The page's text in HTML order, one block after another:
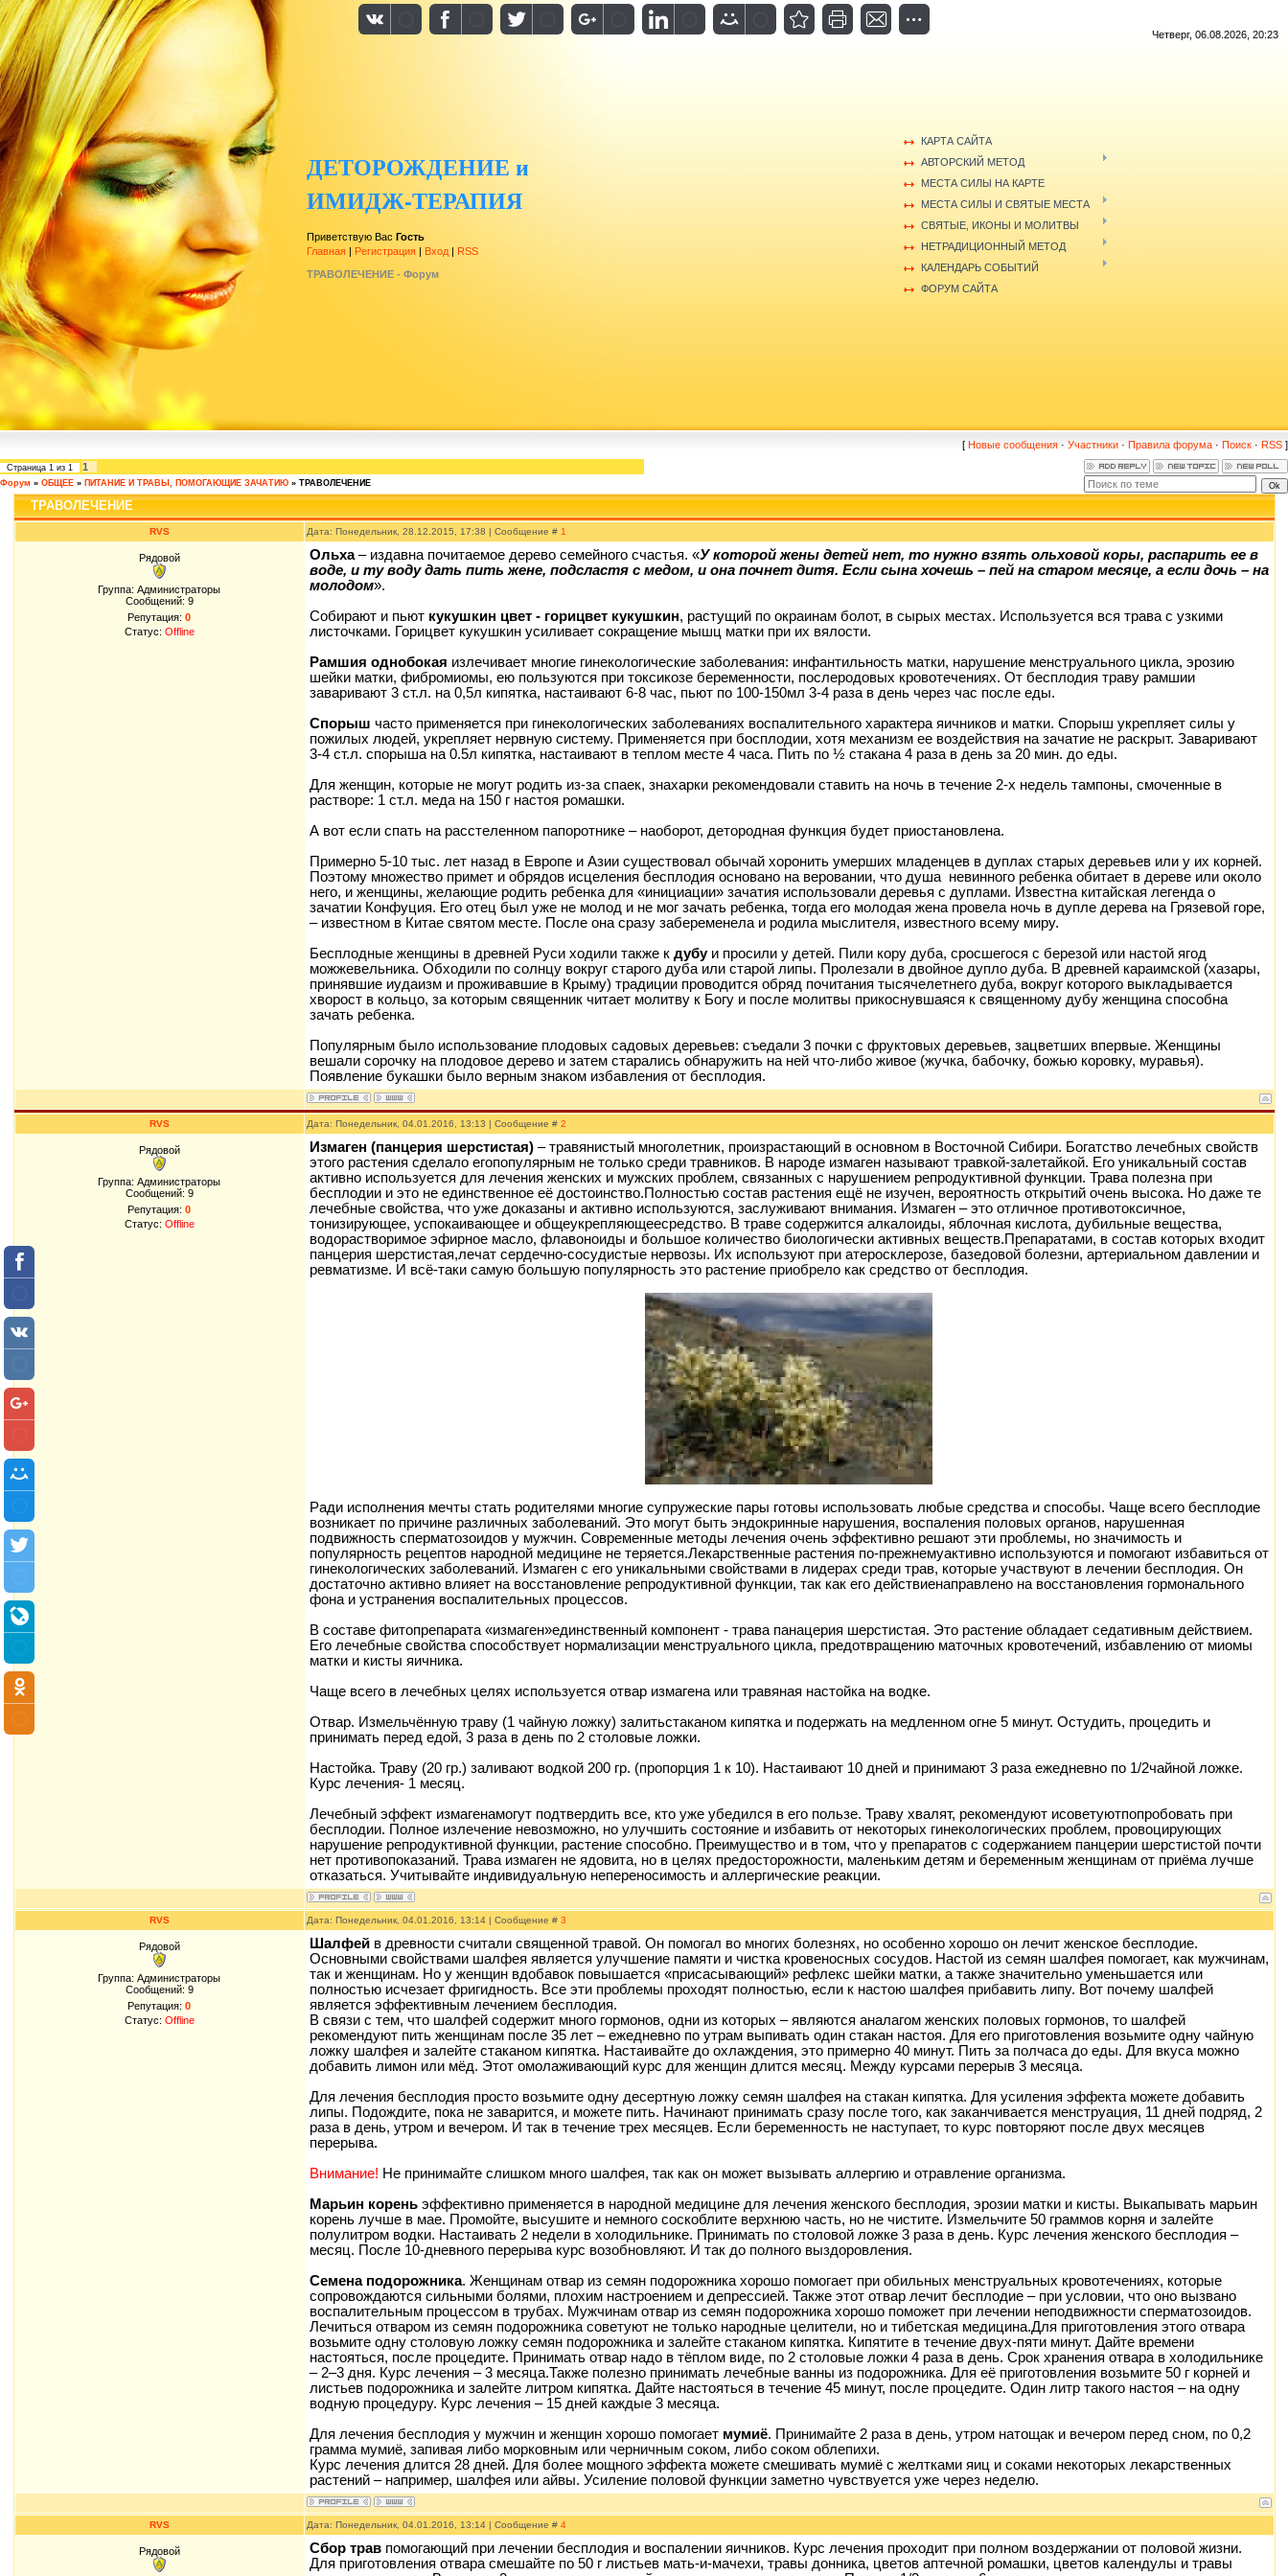
Четверг, 06.08.2026, 20:23
ДЕТОРОЖДЕНИЕ и
ИМИДЖ-ТЕРАПИЯ
Приветствую Вас Гость
Главная | Регистрация | Вход | RSS
ТРАВОЛЕЧЕНИЕ - Форум
КАРТА САЙТА
АВТОРСКИЙ МЕТОД
МЕСТА СИЛЫ НА КАРТЕ
МЕСТА СИЛЫ И СВЯТЫЕ МЕСТА
СВЯТЫЕ, ИКОНЫ И МОЛИТВЫ
НЕТРАДИЦИОННЫЙ МЕТОД
КАЛЕНДАРЬ СОБЫТИЙ
ФОРУМ САЙТА
[ Новые сообщения · Участники · Правила форума · Поиск · RSS ]
Страница 1 из 1 1
Форум » ОБЩЕЕ » ПИТАНИЕ И ТРАВЫ, ПОМОГАЮЩИЕ ЗАЧАТИЮ » ТРАВОЛЕЧЕНИЕ
ТРАВОЛЕЧЕНИЕ
RVS Дата: Понедельник, 28.12.2015, 17:38 | Сообщение # 1
Рядовой
Группа: Администраторы
Сообщений: 9
Репутация: 0
Статус: Offline
Ольха– издавна почитаемое дерево семейного счастья. «У которой жены детей нет, то нужно взять ольховой коры, распарить ее в
воде, и ту воду дать пить жене, подсластя с медом, и она почнет дитя. Если сына хочешь – пей на старом месяце, а если дочь – на
молодом».
Собирают и пьют кукушкин цвет - горицвет кукушкин, растущий по окраинам болот, в сырых местах. Используется вся трава с узкими
листочками. Горицвет кукушкин усиливает сокращение мышц матки при их вялости.
Рамшия однобокая излечивает многие гинекологические заболевания: инфантильность матки, нарушение менструального цикла, эрозию
шейки матки, фибромиомы, ею пользуются при токсикозе беременности, послеродовых кровотечениях. От бесплодия траву рамшии
заваривают 3 ст.л. на 0,5л кипятка, настаивают 6-8 час, пьют по 100-150мл 3-4 раза в день через час после еды.
Спорыш часто применяется при гинекологических заболеваниях воспалительного характера яичников и матки. Спорыш укрепляет силы у
пожилых людей, укрепляет нервную систему. Применяется при босплодии, хотя механизм ее воздействия на зачатие не раскрыт. Заваривают
3-4 ст.л. спорыша на 0.5л кипятка, настаивают в теплом месте 4 часа. Пить по ½ стакана 4 раза в день за 20 мин. до еды.
Для женщин, которые не могут родить из-за спаек, знахарки рекомендовали ставить на ночь в течение 2-х недель тампоны, смоченные в
растворе: 1 ст.л. меда на 150 г настоя ромашки.
А вот если спать на расстеленном папоротнике – наоборот, детородная функция будет приостановлена.
Примерно 5-10 тыс. лет назад в Европе и Азии существовал обычай хоронить умерших младенцев в дуплах старых деревьев или у их корней.
Поэтому множество примет и обрядов исцеления бесплодия основано на веровании, что душа невинного ребенка обитает в дереве или около
него, и женщины, желающие родить ребенка для «инициации» зачатия использовали деревья с дуплами. Известна китайская легенда о
зачатии Конфуция. Его отец был уже не молод и не мог зачать ребенка, тогда его молодая жена провела ночь в дупле дерева на Грязевой горе,
– известном в Китае святом месте. После она сразу забеременела и родила мыслителя, известного всему миру.
Бесплодные женщины в древней Руси ходили также к дубуи просили у детей. Пили кору дуба, сросшегося с березой или настой ягод
можжевельника. Обходили по солнцу вокруг старого дуба или старой липы. Пролезали в двойное дупло дуба. В древней караимской (хазары,
принявшие иудаизм и проживавшие в Крыму) традиции проводится обряд почитания тысячелетнего дуба, вокруг которого выкладывается
хворост в кольцо, за которым священник читает молитву к Богу и после молитвы прикоснувшаяся к священному дубу женщина способна
зачать ребенка.
Популярным было использование плодовых садовых деревьев: съедали 3 почки с фруктовых деревьев, зацветших впервые. Женщины
вешали сорочку на плодовое дерево и затем старались обнаружить на ней что-либо живое (жучка, бабочку, божью коровку, муравья).
Появление букашки было верным знаком избавления от бесплодия.
RVS Дата: Понедельник, 04.01.2016, 13:13 | Сообщение # 2
Рядовой
Группа: Администраторы
Сообщений: 9
Репутация: 0
Статус: Offline
Измаген (панцерия шерстистая)– травянистый многолетник, произрастающий в основном в Восточной Сибири. Богатство лечебных свойств
этого растения сделало егопопулярным не только среди травников. В народе измаген называют травкой-залетайкой. Его уникальный состав
активно используется для лечения женских и мужских проблем, связанных с нарушением репродуктивной функции. Трава полезна при
бесплодии и это не единственное её достоинство. Полностью состав растения ещё не изучен, вероятность открытий очень высока. Но даже те
лечебные свойства, что уже доказаны и активно используются, заслуживают внимания. Измаген – это отличное противотоксичное,
тонизирующее, успокаивающее и общеукрепляющеесредство. В траве содержится алкалоиды, яблочная кислота, дубильные вещества,
водорастворимое эфирное масло, флавоноиды и большое количество биологически активных веществ.Препаратами, в состав которых входит
панцерия шерстистая,лечат сердечно-сосудистые нервозы. Их используют при атеросклерозе, базедовой болезни, артериальном давлении и
ревматизме. И всё-таки самую большую популярность это растение приобрело как средство от бесплодия.
Ради исполнения мечты стать родителями многие супружеские пары готовы использовать любые средства и способы. Чаще всего бесплодие
возникает по причине различных заболеваний. Это могут быть эндокринные нарушения, воспаления половых органов, нарушенная
подвижность сперматозоидов у мужчин. Современные методы лечения очень эффективно решают эти проблемы, но значимость и
популярность рецептов народной медицине не теряется.Лекарственные растения по-прежнемуактивно используются и помогают избавиться от
гинекологических заболеваний. Измаген с его уникальными свойствами в лидерах среди трав, которые участвуют в лечении бесплодия. Он
достаточно активно влияет на восстановление репродуктивной функции, так как его действиенаправлено на восстановления гормонального
фона и устранения воспалительных процессов.
В составе фитопрепарата «измаген»единственный компонент - трава панацерия шерстистая. Это растение обладает седативным действием.
Его лечебные свойства способствует нормализации менструального цикла, предотвращению маточных кровотечений, избавлению от миомы
матки и кисты яичника.
Чаще всего в лечебных целях используется отвар измагена или травяная настойка на водке.
Отвар. Измельчённую траву (1 чайную ложку) залитьстаканом кипятка и подержать на медленном огне 5 минут. Остудить, процедить и
принимать перед едой, 3 раза в день по 2 столовые ложки.
Настойка. Траву (20 гр.) заливают водкой 200 гр. (пропорция 1 к 10). Настаивают 10 дней и принимают 3 раза ежедневно по 1/2чайной ложке.
Курс лечения- 1 месяц.
Лечебный эффект измагенамогут подтвердить все, кто уже убедился в его пользе. Траву хвалят, рекомендуют исоветуютпопробовать при
бесплодии. Полное излечение невозможно, но улучшить состояние и избавить от некоторых гинекологических проблем, провоцирующих
нарушение репродуктивной функции, растение способно. Преимущество и в том, что у препаратов с содержанием панцерии шерстистой почти
нет противопоказаний. Трава измаген не ядовита, но в целях предосторожности, маленьким детям и беременным женщинам от приёма лучше
отказаться. Учитывайте индивидуальную непереносимость и аллергические реакции.
RVS Дата: Понедельник, 04.01.2016, 13:14 | Сообщение # 3
Рядовой
Группа: Администраторы
Сообщений: 9
Репутация: 0
Статус: Offline
Шалфейв древности считали священной травой. Он помогал во многих болезнях, но особенно хорошо он лечит женское бесплодие.
Основными свойствами шалфея является улучшение памяти и чистка кровеносных сосудов. Настой из семян шалфея помогает, как мужчинам,
так и женщинам. Но у женщин вдобавок повышается «присасывающий» рефлекс шейки матки, а также значительно уменьшается или
полностью исчезает фригидность. Все эти проблемы проходят полностью, если к настою шалфея прибавить липу. Вот почему шалфей
является эффективным лечением бесплодия.
В связи с тем, что шалфей содержит много гормонов, одни из которых – являются аналагом женских половых гормонов, то шалфей
рекомендуют пить женщинам после 35 лет – ежедневно по утрам выпивать один стакан настоя. Для его приготовления возьмите одну чайную
ложку шалфея и залейте стаканом кипятка. Настаивайте до охлаждения, это примерно 40 минут. Пить за полчаса до еды. Для вкуса можно
добавить лимон или мёд. Этот омолаживающий курс для женщин длится месяц. Между курсами перерыв 3 месяца.
Для лечения бесплодия просто возьмите одну десертную ложку семян шалфея на стакан кипятка. Для усиления эффекта можете добавить
липы. Подождите, пока не заварится, и можете пить. Начинают принимать сразу после того, как заканчивается менструация, 11 дней подряд, 2
раза в день, утром и вечером. И так в течение трех месяцев. Если беременность не наступает, то курс повторяют после двух месяцев
перерыва.
Внимание! Не принимайте слишком много шалфея, так как он может вызывать аллергию и отравление организма.
Марьин кореньэффективно применяется в народной медицине для лечения женского бесплодия, эрозии матки и кисты. Выкапывать марьин
корень лучше в мае. Промойте, высушите и немного соскоблите верхнюю часть, но не чистите. Измельчите 50 граммов корня и залейте
полулитром водки. Настаивать 2 недели в холодильнике. Принимать по столовой ложке 3 раза в день. Курс лечения женского бесплодия –
месяц. После 10-дневного перерыва курс возобновляют. И так до полного выздоровления.
Семена подорожника. Женщинам отвар из семян подорожника хорошо помогает при обильных менструальных кровотечениях, которые
сопровождаются сильными болями, плохим настроением и депрессией. Также этот отвар лечит бесплодие – при условии, что оно вызвано
воспалительным процессом в трубах. Мужчинам отвар из семян подорожника хорошо поможет при лечении неподвижности сперматозоидов.
Лечиться отваром из семян подорожника советуют не только народные целители, но и тибетская медицина. Для приготовления этого отвара
возьмите одну столовую ложку семян подорожника и залейте стаканом кипятка. Кипятите в течение двух-пяти минут. Дайте времени
настояться, после процедите. Принимать отвар надо в тёплом виде, по 2 столовые ложки 4 раза в день. Срок хранения отвара в холодильнике
– 2–3 дня. Курс лечения – 3 месяца.Также полезно принимать лечебные ванны из подорожника. Для её приготовления возьмите 50 г корней и
листьев подорожника и залейте литром кипятка. Дайте настояться в течение 45 минут, после процедите. Один литр такого настоя – на одну
водную процедуру. Курс лечения – 15 дней каждые 3 месяца.
Для лечения бесплодия у мужчин и женщин хорошо помогает мумиё. Принимайте 2 раза в день, утром натощак и вечером перед сном, по 0,2
грамма мумиё, запивая либо морковным или черничным соком, либо соком облепихи.
Курс лечения длится 28 дней. Для более мощного эффекта можете смешивать мумиё с желтками яиц и соками некоторых лекарственных
растений – например, шалфея или айвы. Усиление половой функции заметно чувствуется уже через неделю.
RVS Дата: Понедельник, 04.01.2016, 13:14 | Сообщение # 4
Рядовой Сбор травпомогающий при лечении бесплодия и воспалении яичников. Курс лечения проходит при полном воздержании от половой жизни.
Для приготовления отвара смешайте по 50 г листьев мать-и-мачехи, травы донника, цветов аптечной ромашки, цветов календулы и травы